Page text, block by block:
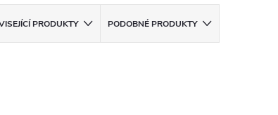
PRODUKTY PODOBNÉ PRODUKTY